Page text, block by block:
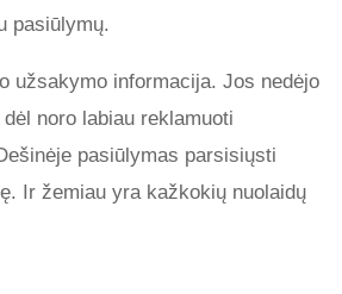
pasiūlymų.
užsakymo informacija. Jos nedėjo
noro labiau reklamuoti
pasiūlymas parsisiųsti
Ir žemiau yra kažkokių nuolaidų